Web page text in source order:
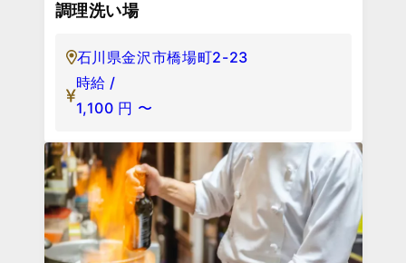
調理洗い場
石川県金沢市橋場町2-23
時給 /
1,100 円 〜